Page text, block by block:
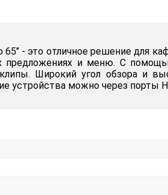
- это отличное решение для
предложениях и меню. С
Широкий угол обзора и
устройства можно через порты